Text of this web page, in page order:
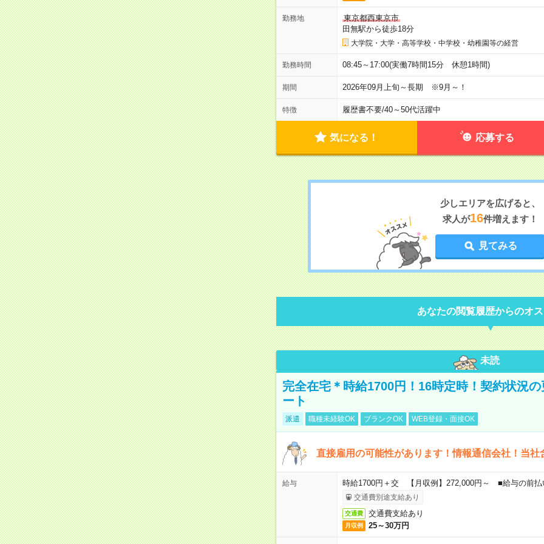
勤務地
東京都西東京市
田無駅から徒歩18分
大学院・大学・高等学校・中学校・幼稚園等の経営
勤務時間 08:45～17:00(実働7時間15分 休憩1時間)
期間 2026年09月上旬～長期 ※9月～！
特徴 履歴書不要/40～50代活躍中
気になる！ 応募する
少しエリアを広げると、
求人が16件増えます！
見てみる
あなたの閲覧履歴からのオ
未読
完全在宅＊時給1700円！16時定時！契約状況
ート
派遣 職種未経験OK ブランクOK WEB登録・面接OK
直接雇用の可能性があります！情報通信会社！当
給与 時給1700円＋交 【月収例】272,000円～ ■給与の前払
交通費別途支給あり
交通費 交通費支給あり
月収例 25～30万円